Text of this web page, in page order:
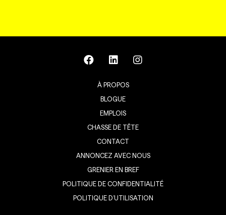
À PROPOS
BLOGUE
EMPLOIS
CHASSE DE TÊTE
CONTACT
ANNONCEZ AVEC NOUS
GRENIER EN BREF
POLITIQUE DE CONFIDENTIALITÉ
POLITIQUE D’UTILISATION